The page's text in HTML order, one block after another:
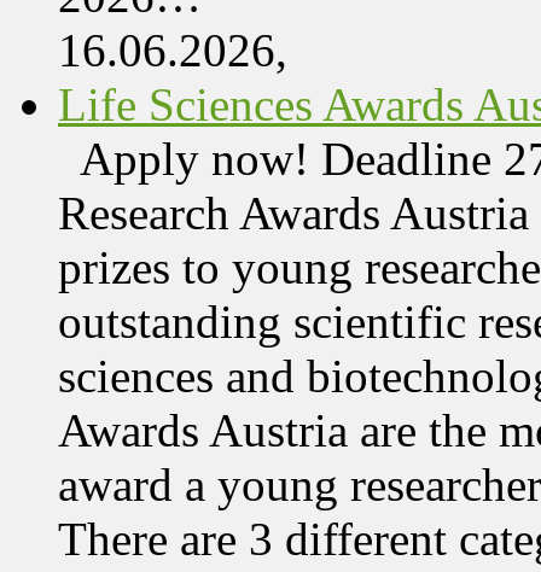
16.06.2026,
Life Sciences Awards
Apply now! Deadline
Research Awards
prizes to young
outstanding scientific
sciences and
Awards Austria are the
award a young
There are 3 different